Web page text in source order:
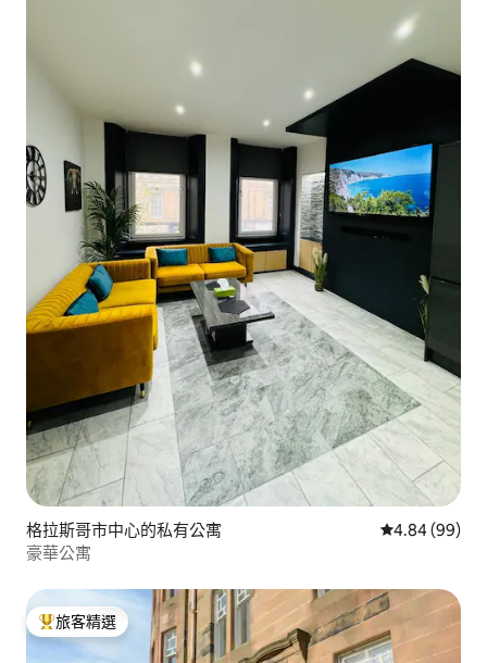
格拉斯哥市中心的私有公寓 從 99 則評價
4.84 (99)
豪華公寓
旅客精選榜首
旅客精選